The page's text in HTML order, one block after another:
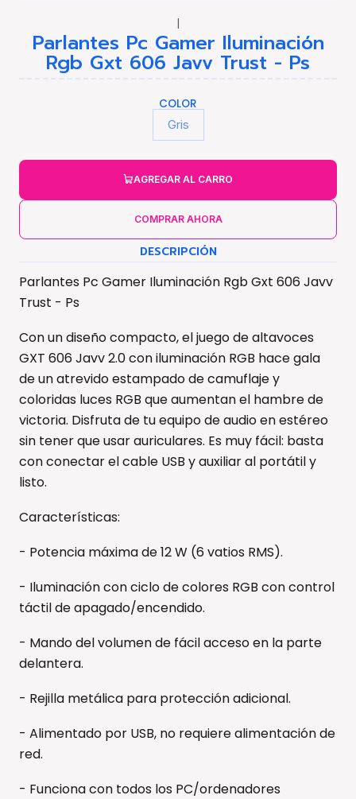
|
Parlantes Pc Gamer Iluminación
Rgb Gxt 606 Javv Trust - Ps
COLOR
Gris
AGREGAR AL CARRO
COMPRAR AHORA
DESCRIPCIÓN
Parlantes Pc Gamer Iluminación Rgb Gxt 606 Javv
Trust - Ps
Con un diseño compacto, el juego de altavoces
GXT 606 Javv 2.0 con iluminación RGB hace gala
de un atrevido estampado de camuflaje y
coloridas luces RGB que aumentan el hambre de
victoria. Disfruta de tu equipo de audio en estéreo
sin tener que usar auriculares. Es muy fácil: basta
con conectar el cable USB y auxiliar al portátil y
listo.
Características:
- Potencia máxima de 12 W (6 vatios RMS).
- Iluminación con ciclo de colores RGB con control
táctil de apagado/encendido.
- Mando del volumen de fácil acceso en la parte
delantera.
- Rejilla metálica para protección adicional.
- Alimentado por USB, no requiere alimentación de
red.
- Funciona con todos los PC/ordenadores